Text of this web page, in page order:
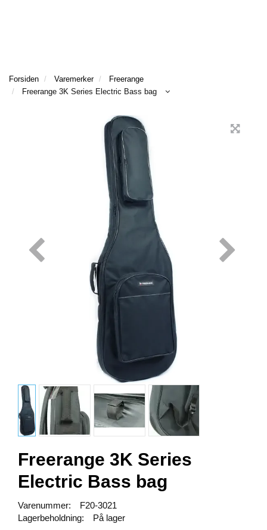
Forsiden Varemerker
Freerange
Freerange 3K Series Electric Bass bag
Freerange 3K Series
Electric Bass bag
Varenummer:
F20-3021
Lagerbeholdning:
På lager